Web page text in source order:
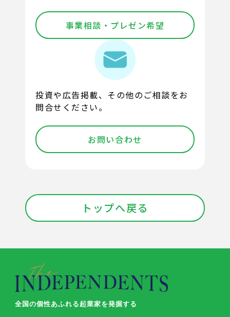
事業相談・プレゼン希望
投資や広告掲載、その他のご相談をお
問合せください。
お問い合わせ
トップへ戻る
全国の個性あふれる起業家を発掘する